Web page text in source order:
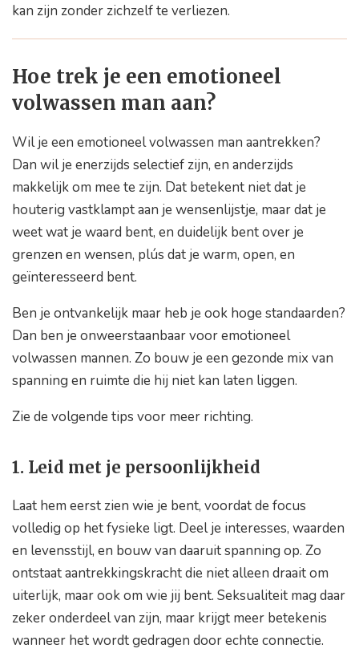
kan zijn zonder zichzelf te verliezen.
Hoe trek je een emotioneel
volwassen man aan?
Wil je een emotioneel volwassen man aantrekken?
Dan wil je enerzijds selectief zijn, en anderzijds
makkelijk om mee te zijn. Dat betekent niet dat je
houterig vastklampt aan je wensenlijstje, maar dat je
weet wat je waard bent, en duidelijk bent over je
grenzen en wensen, plús dat je warm, open, en
geïnteresseerd bent.
Ben je ontvankelijk maar heb je ook hoge standaarden?
Dan ben je onweerstaanbaar voor emotioneel
volwassen mannen. Zo bouw je een gezonde mix van
spanning en ruimte die hij niet kan laten liggen.
Zie de volgende tips voor meer richting.
1. Leid met je persoonlijkheid
Laat hem eerst zien wie je bent, voordat de focus
volledig op het fysieke ligt. Deel je interesses, waarden
en levensstijl, en bouw van daaruit spanning op. Zo
ontstaat aantrekkingskracht die niet alleen draait om
uiterlijk, maar ook om wie jij bent. Seksualiteit mag daar
zeker onderdeel van zijn, maar krijgt meer betekenis
wanneer het wordt gedragen door echte connectie.